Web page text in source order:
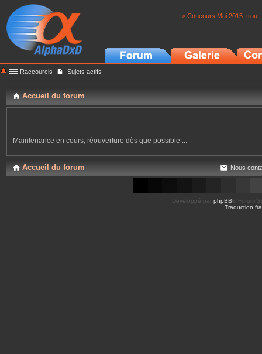
> Concours Mai 2015: trou
Raccourcis Sujets actifs
Accueil du forum
Maintenance en cours, réouverture dès que possible ...
Accueil du forum Nous
Développé par phpBB ® Forum
Traduction